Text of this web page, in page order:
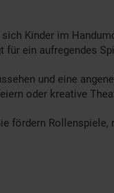
Kinder im
ein aufregendes
und eine
oder kreative